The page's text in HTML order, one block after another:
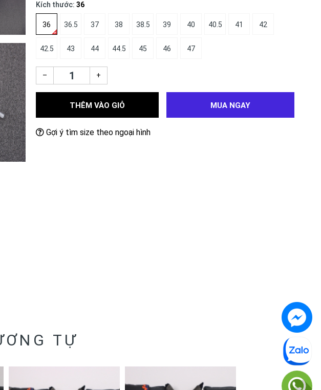
Kích thước: 36
36 36.5 37 38 38.5 39 40 40.5 41 42
42.5 43 44 44.5 45 46 47
– +
THÊM VÀO GIỎ MUA NGAY
Gợi ý tìm size theo ngoại hình
TỰ